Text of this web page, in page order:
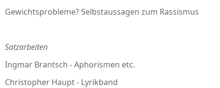
Gewichtsprobleme? Selbstaussagen zum Rassismus
Satzarbeiten
Ingmar Brantsch - Aphorismen etc.
Christopher Haupt - Lyrikband